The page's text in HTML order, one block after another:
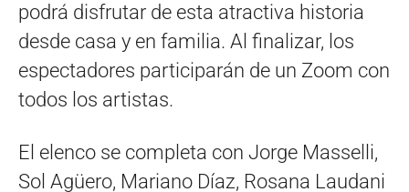
podrá disfrutar de esta atractiva historia
desde casa y en familia. Al finalizar, los
espectadores participarán de un Zoom con
todos los artistas.
El elenco se completa con Jorge Masselli,
Sol Agüero, Mariano Díaz, Rosana Laudani